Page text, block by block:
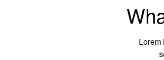
Lorem